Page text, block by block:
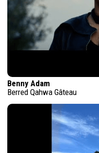
Benny Adam
Berred Qahwa Gâteau